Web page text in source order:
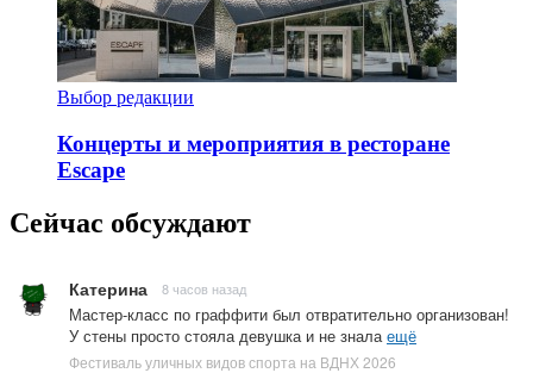
Выбор редакции
Концерты и мероприятия в ресторане
Escape
Сейчас обсуждают
Катерина 8 часов назад
Мастер-класс по граффити был отвратительно организован!
У стены просто стояла девушка и не зналаещё
Фестиваль уличных видов спорта на ВДНХ 2026